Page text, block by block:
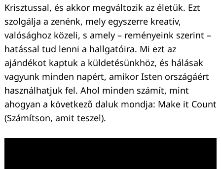
Krisztussal, és akkor megváltozik az életük. Ezt
szolgálja a zenénk, mely egyszerre kreatív,
valósághoz közeli, s amely – reményeink szerint –
hatással tud lenni a hallgatóira. Mi ezt az
ajándékot kaptuk a küldetésünkhöz, és hálásak
vagyunk minden napért, amikor Isten országáért
használhatjuk fel. Ahol minden számít, mint
ahogyan a következő daluk mondja: Make it Count
(Számítson, amit teszel).
Keresés: